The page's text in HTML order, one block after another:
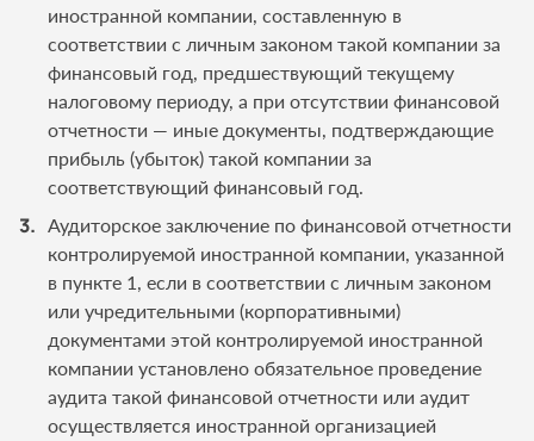
иностранной компании, составленную в
соответствии с личным законом такой компании за
финансовый год, предшествующий текущему
налоговому периоду, а при отсутствии финансовой
отчетности — иные документы, подтверждающие
прибыль (убыток) такой компании за
соответствующий финансовый год.
Аудиторское заключение по финансовой отчетности
контролируемой иностранной компании, указанной
в пункте 1, если в соответствии с личным законом
или учредительными (корпоративными)
документами этой контролируемой иностранной
компании установлено обязательное проведение
аудита такой финансовой отчетности или аудит
осуществляется иностранной организацией